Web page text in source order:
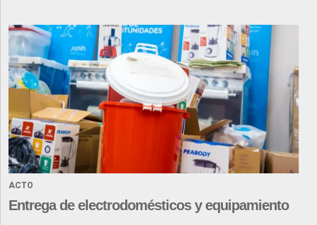
ACTO
Entrega de electrodomésticos y equipamiento